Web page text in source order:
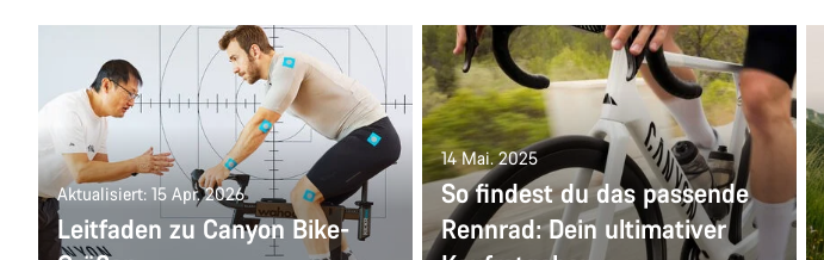
Aktualisiert: 15 Apr. 2026
Leitfaden zu Canyon Bike-
14 Mai. 2025
So findest du das passende
Rennrad: Dein ultimativer